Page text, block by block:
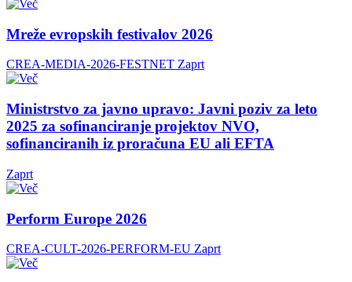
Mreže evropskih festivalov 2026
CREA-MEDIA-2026-FESTNET Zaprt
Ministrstvo za javno upravo: Javni poziv za leto
2025 za sofinanciranje projektov NVO,
sofinanciranih iz proračuna EU ali EFTA
Zaprt
Perform Europe 2026
CREA-CULT-2026-PERFORM-EU Zaprt